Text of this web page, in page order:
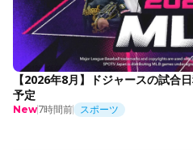
【2026年8月】ドジャースの試合
予定
New7時間前 スポーツ